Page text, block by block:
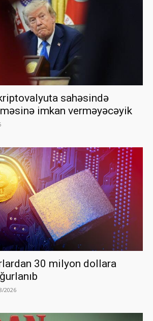
sahəsində
imkan verməyəcəyik
30 milyon dollara
2026